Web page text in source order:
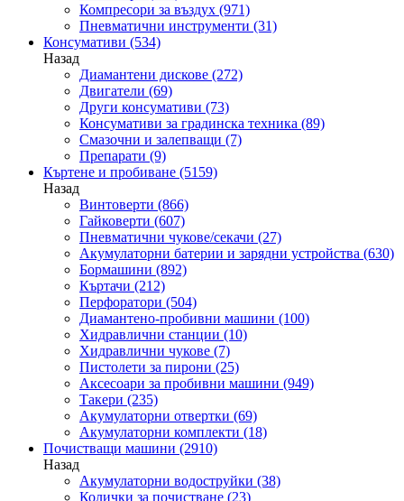
Компресори за въздух (971)
Пневматични инструменти (31)
Консумативи (534)
Назад
Диамантени дискове (272)
Двигатели (69)
Други консумативи (73)
Консумативи за градинска техника (89)
Смазочни и залепващи (7)
Препарати (9)
Къртене и пробиване (5159)
Назад
Винтоверти (866)
Гайковерти (607)
Пневматични чукове/секачи (27)
Акумулаторни батерии и зарядни устройства (630)
Бормашини (892)
Къртачи (212)
Перфоратори (504)
Диамантено-пробивни машини (100)
Хидравлични станции (10)
Хидравлични чукове (7)
Пистолети за пирони (25)
Аксесоари за пробивни машини (949)
Такери (235)
Акумулаторни отвертки (69)
Акумулаторни комплекти (18)
Почистващи машини (2910)
Назад
Акумулаторни водоструйки (38)
Колички за почистване (23)